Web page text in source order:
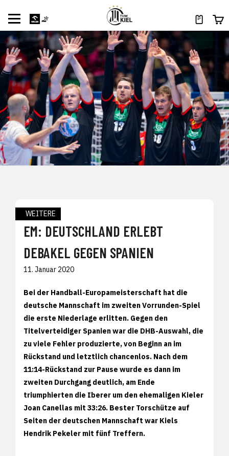
WEITERE
EM: DEUTSCHLAND ERLEBT
DEBAKEL GEGEN SPANIEN
11. Januar 2020
Bei der Handball-Europameisterschaft hat die
deutsche Mannschaft im zweiten Vorrunden-Spiel
die erste Niederlage erlitten. Gegen den
Titelverteidiger Spanien war die DHB-Auswahl, die
zu viele Fehler produzierte, von Beginn an im
Rückstand und letztlich chancenlos. Nach dem
11:14-Rückstand zur Pause wurde es dann im
zweiten Durchgang deutlich, am Ende
triumphierten die Iberer um den ehemaligen Kieler
Joan Canellas mit 33:26. Bester Torschütze auf
Seiten der deutschen Mannschaft war Kiels
Hendrik Pekeler mit fünf Treffern.